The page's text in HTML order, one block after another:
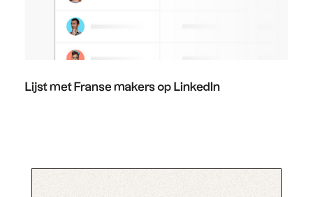
Lijst met Franse makers op LinkedIn